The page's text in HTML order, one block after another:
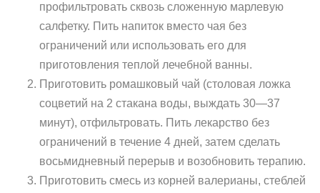
профильтровать сквозь сложенную марлевую
салфетку. Пить напиток вместо чая без
ограничений или использовать его для
приготовления теплой лечебной ванны.
Приготовить ромашковый чай (столовая ложка
соцветий на 2 стакана воды, выждать 30—37
минут), отфильтровать. Пить лекарство без
ограничений в течение 4 дней, затем сделать
восьмидневный перерыв и возобновить терапию.
Приготовить смесь из корней валерианы, стеблей